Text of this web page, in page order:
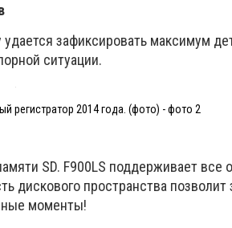
зафиксировать максимум
ситуации.
регистратор 2014 года. (фото) - фото 2
SD. F900LS поддерживает все
дискового пространства позволит
моменты!